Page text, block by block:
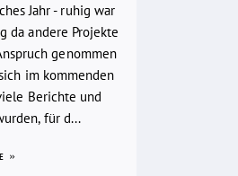
Jahr - ruhig war
da andere Projekte
genommen
im kommenden
Berichte und
für d...